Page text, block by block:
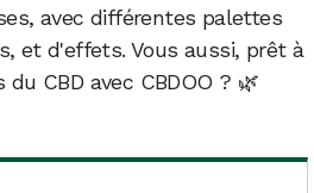
avec différentes palettes
et d'effets. Vous aussi, prêt à
CBD avec CBDOO ? 🌿